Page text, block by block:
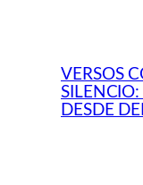
VERSOS
DESDE